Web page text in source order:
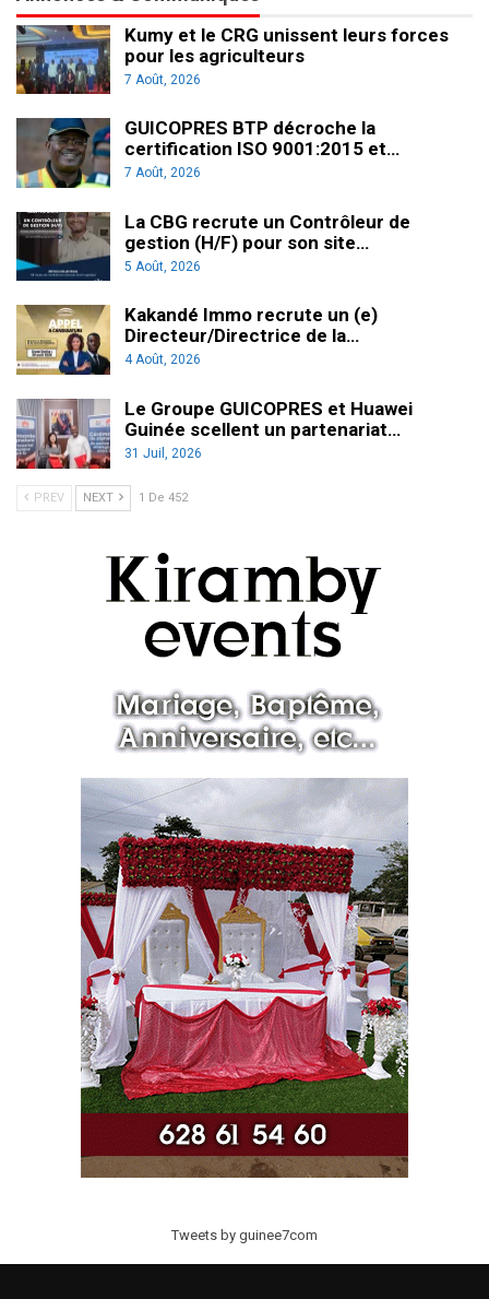
Kumy et le CRG unissent leurs forces
pour les agriculteurs
7 Août, 2026
GUICOPRES BTP décroche la
certification ISO 9001:2015 et…
7 Août, 2026
La CBG recrute un Contrôleur de
gestion (H/F) pour son site…
5 Août, 2026
Kakandé Immo recrute un (e)
Directeur/Directrice de la…
4 Août, 2026
Le Groupe GUICOPRES et Huawei
Guinée scellent un partenariat…
31 Juil, 2026
PREV NEXT 1 De 452
Tweets by guinee7com